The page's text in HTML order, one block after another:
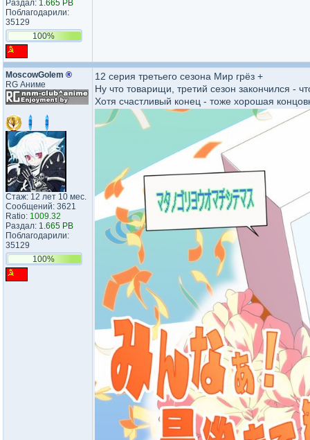
Раздал: 1.665 PB
Поблагодарили:
35129
100%
MoscowGolem ®
RG Аниме
Стаж: 12 лет 10 мес.
Сообщений: 3621
Ratio: 1009.32
Раздал: 1.665 PB
Поблагодарили:
35129
100%
12 серия третьего сезона Мир грёз +
Ну что товарищи, третий сезон закончился
Хотя счастливый конец - тоже хорошая